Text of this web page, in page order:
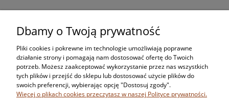
Zakupy
Pomoc
Moje konto
Dbamy o Twoją prywatność
Pliki cookies i pokrewne im technologie umożliwiają poprawne
działanie strony i pomagają nam dostosować ofertę do Twoich
potrzeb. Możesz zaakceptować wykorzystanie przez nas wszystkich
tych plików i przejść do sklepu lub dostosować użycie plików do
swoich preferencji, wybierając opcję "Dostosuj zgody".
Więcej o plikach cookies przeczytasz w naszej Polityce prywatności.